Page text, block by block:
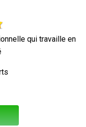
Parfait !